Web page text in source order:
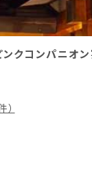
クコンパニオン
）